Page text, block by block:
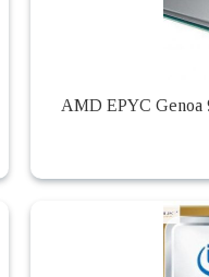
AMD EPYC Genoa